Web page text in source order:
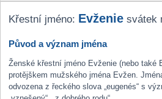
Křestní jméno: Evženiesvátek
Původ a význam jména
Ženské křestní jméno Evženie (nebo také
protějškem mužského jména Evžen.
odvozena z řeckého slova „eugenés“ s